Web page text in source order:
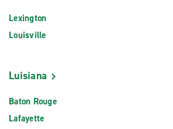
Lexington
Louisville
Luisiana
Baton Rouge
Lafayette